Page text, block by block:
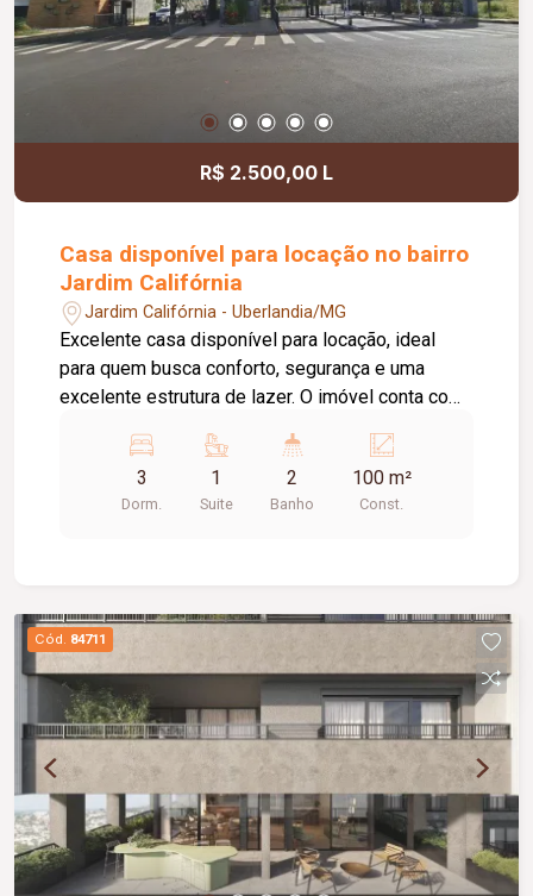
R$ 2.500,00 L
Casa disponível para locação no bairro
Jardim Califórnia
Jardim Califórnia - Uberlandia/MG
Excelente casa disponível para locação, ideal
para quem busca conforto, segurança e uma
excelente estrutura de lazer. O imóvel conta com
01 suíte. O banheiro da suíte possui box em vidro
e armário sob a pia. Dispõe ainda de sala
aconchegante, cozinha com armário, 01 banheiro
amigos. O imóvel oferece 02 vagas de
estacionamento e está localizado em condomínio
com portaria 24 horas, proporcionando mais
segurança e tranquilidade para os moradores. O
condomínio conta ainda com uma completa área
de lazer, incluindo piscina, quadra esportiva,
playground e salão de festas, garantindo conforto
e qualidade de vida para toda a família. Agende
sua visita e venha conhecer essa excelente
oportunidade!
3
Dorm.
1
Suite
2
Banho
100 m²
Const.
Cód. 84711